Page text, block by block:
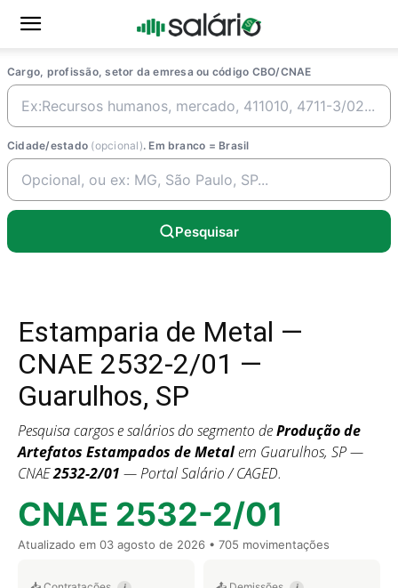
Cargo, profissão, setor da emresa ou código CBO/CNAE
Cidade/estado (opcional). Em branco = Brasil
Pesquisar
Estamparia de Metal —
CNAE 2532-2/01 —
Guarulhos, SP
Pesquisa cargos e salários do segmento deProdução de
Artefatos Estampados de Metalem Guarulhos, SP —
CNAE2532-2/01 — Portal Salário / CAGED.
CNAE 2532-2/01
Atualizado em 03 agosto de 2026 • 705 movimentações